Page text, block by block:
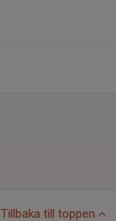
Tillbaka till toppen